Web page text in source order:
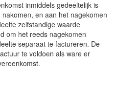
inmiddels gedeeltelijk is
en aan het nagekomen
zelfstandige waarde
om het reeds nagekomen
separaat te factureren. De
te voldoen als ware er